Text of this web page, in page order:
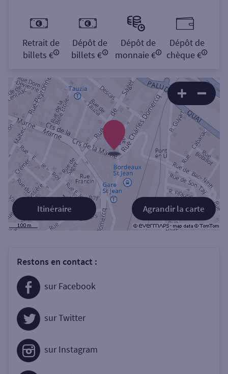
Retrait de
billets €
Dépôt de
billets €
Dépôt de
monnaie €
Dépôt de
chèque €
Agrandir la carte
Itinéraire
Restons en contact :
sur Facebook
sur Twitter
sur Instagram